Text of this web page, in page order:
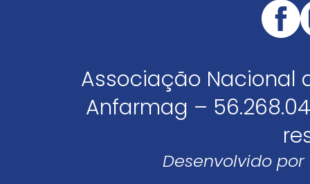
Associação Nacional
Anfarmag –
Desenvolvido por